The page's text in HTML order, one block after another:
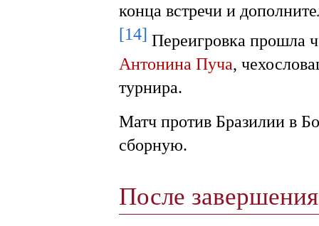
конца встречи и
[14] Переигровка прошла
Антонина Пуча,
турнира.
Матч против Бразилии в
сборную.
После